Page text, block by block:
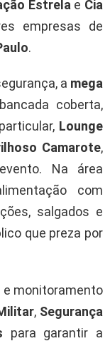
Estrela e Cia
empresas de
.
a mega
coberta,
Lounge
Camarote,
Na área
com
salgados e
que preza por
e monitoramento
, Segurança
para garantir a